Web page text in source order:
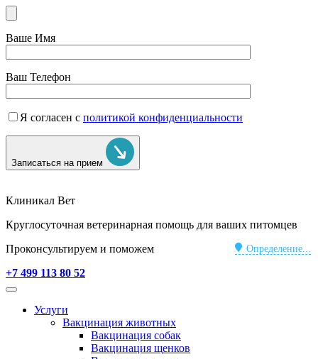
Ваше Имя
Ваш Телефон
Я согласен с политикой конфиденциальности
Записаться на прием
Клиникал Вет
Круглосуточная ветеринарная помощь для ваших питомцев
Определение...
Проконсультируем и поможем
+7 499 113 80 52
Услуги
Вакцинация животных
Вакцинация собак
Вакцинация щенков